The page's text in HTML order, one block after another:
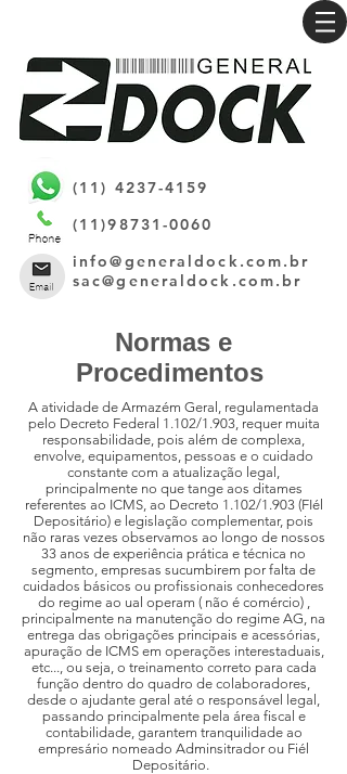
(11) 4237-4159
(11)98731-0060
info@generaldock.com.br
sac@generaldock.com.br
Normas e
Procedimentos
A atividade de Armazém Geral, regulamentada
pelo Decreto Federal 1.102/1.903, requer muita
responsabilidade, pois além de complexa,
envolve, equipamentos, pessoas e o cuidado
constante com a atualização legal,
principalmente no que tange aos ditames
referentes ao ICMS, ao Decreto 1.102/1.903 (FIél
Depositário) e legislação complementar, pois
não raras vezes observamos ao longo de nossos
33 anos de experiência prática e técnica no
segmento, empresas sucumbirem por falta de
cuidados básicos ou profissionais conhecedores
do regime ao ual operam ( não é comércio) ,
principalmente na manutenção do regime AG, na
entrega das obrigações principais e acessórias,
apuração de ICMS em operações interestaduais,
etc..., ou seja, o treinamento correto para cada
função dentro do quadro de colaboradores,
desde o ajudante geral até o responsável legal,
passando principalmente pela área fiscal e
contabilidade, garantem tranquilidade ao
empresário nomeado Adminsitrador ou Fiél
Depositário.